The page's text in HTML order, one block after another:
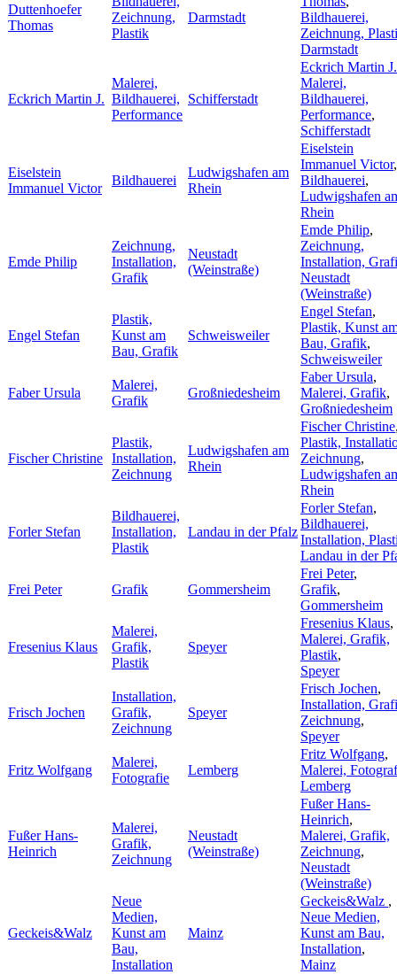
Duttenhoefer
Thomas
Zeichnung,
Plastik
Darmstadt
Bildhauerei,
Zeichnung,
Darmstadt
Eckrich Martin J.
Malerei,
Bildhauerei,
Performance
Schifferstadt
Eckrich Martin J.
Malerei,
Bildhauerei,
Performance,
Schifferstadt
Eiselstein
Immanuel Victor
Bildhauerei
Ludwigshafen am
Rhein
Eiselstein
Immanuel Victor,
Bildhauerei,
Ludwigshafen
Rhein
Emde Philip
Zeichnung,
Installation,
Grafik
Neustadt
(Weinstraße)
Emde Philip,
Zeichnung,
Installation,
Neustadt
(Weinstraße)
Engel Stefan
Plastik,
Kunst am
Bau, Grafik
Schweisweiler
Engel Stefan,
Plastik, Kunst
Bau, Grafik,
Schweisweiler
Faber Ursula
Malerei,
Grafik
Großniedesheim
Faber Ursula,
Malerei, Grafik,
Großniedesheim
Fischer Christine
Plastik,
Installation,
Zeichnung
Ludwigshafen am
Rhein
Fischer Christine
Plastik,
Zeichnung,
Ludwigshafen
Rhein
Forler Stefan
Bildhauerei,
Installation,
Plastik
Landau in der Pfalz
Forler Stefan,
Bildhauerei,
Installation,
Landau in der
Frei Peter Grafik Gommersheim
Frei Peter,
Grafik,
Gommersheim
Fresenius Klaus
Malerei,
Grafik,
Plastik
Speyer
Fresenius Klaus,
Malerei, Grafik,
Plastik,
Speyer
Frisch Jochen
Installation,
Grafik,
Zeichnung
Speyer
Frisch Jochen,
Installation,
Zeichnung,
Speyer
Fritz Wolfgang
Malerei,
Fotografie
Lemberg
Fritz Wolfgang,
Malerei,
Lemberg
Fußer Hans-
Heinrich
Malerei,
Grafik,
Zeichnung
Neustadt
(Weinstraße)
Fußer Hans-
Heinrich,
Malerei, Grafik,
Zeichnung,
Neustadt
(Weinstraße)
Geckeis&Walz
Neue
Medien,
Kunst am
Bau,
Installation
Mainz
Geckeis&Walz ,
Neue Medien,
Kunst am Bau,
Installation,
Mainz